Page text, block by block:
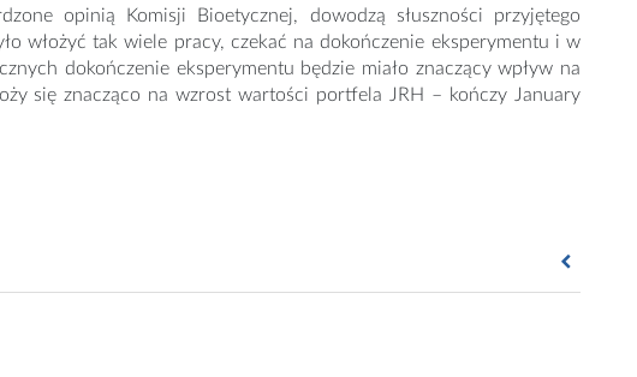
opinią Komisji Bioetycznej, dowodzą słuszności przyjętego
włożyć tak wiele pracy, czekać na dokończenie eksperymentu i w
dokończenie eksperymentu będzie miało znaczący wpływ na
się znacząco na wzrost wartości portfela JRH – kończy January